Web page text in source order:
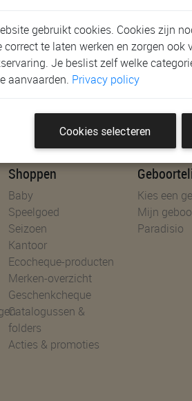
Shoppen
Baby
Speelgoed
Seizoen
Kantoor
Ecocheque-producten
Merken-overzicht
Geschenkcheque
Catalogussen &
folders
Acties & promoties
Kies een
Mijn
Paradisio
gebruikt cookies. Cookies zijn
correct te laten werken en zorgen ook
Je beslist zelf welke
aanvaarden. Privacy policy
Cookies selecteren